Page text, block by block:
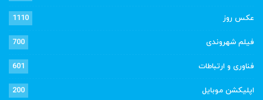
عکس روز 1110
فیلم شهروندی 700
فناوری و ارتباطات 601
اپلیکشن موبایل 200